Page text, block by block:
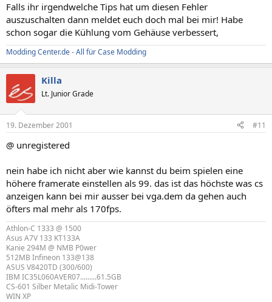
Falls ihr irgendwelche Tips hat um diesen Fehler
auszuschalten dann meldet euch doch mal bei mir! Habe
schon sogar die Kühlung vom Gehäuse verbessert,
Modding Center.de - All für Case Modding
Killa
Lt. Junior Grade
19. Dezember 2001 #11
@ unregistered
nein habe ich nicht aber wie kannst du beim spielen eine
höhere framerate einstellen als 99. das ist das höchste was cs
anzeigen kann bei mir ausser bei vga.dem da gehen auch
öfters mal mehr als 170fps.
Athlon-C 1333 @ 1500
Asus A7V 133 KT133A
Kanie 294M @ NMB P0wer
512MB Infineon 133@138
ASUS V8420TD (300/600)
IBM IC35L060AVER07.........61.5GB
CS-601 Silber Metalic Midi-Tower
WIN XP